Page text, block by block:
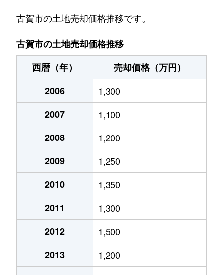
中央
1,500万円 古賀
天神
5,000万円 古賀
天神
2,500万円 古賀 徒歩2分
3,800万円 古賀
2,900万円 古賀
米多比
880万円 古賀
花見東
3,500万円 千鳥
花見東
1,800万円 千鳥
花見東
690万円 千鳥
3,000万円 ししぶ
舞の里
2,500万円 千鳥
古賀市の土地売却価格推移です。
古賀市の土地売却価格推移
西暦（年）
売却価格（万円）
2006
1,300
2007
1,100
2008
1,200
2009
1,250
2010
1,350
2011
1,300
2012
1,500
2013
1,200